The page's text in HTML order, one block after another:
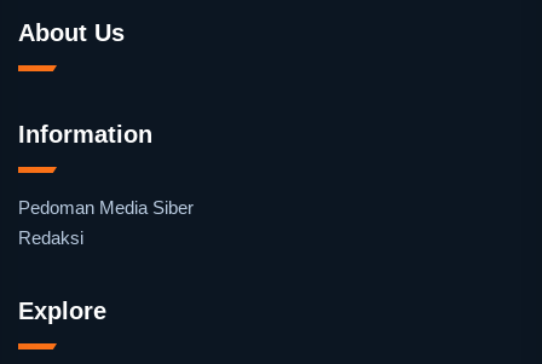
About Us
Information
Pedoman Media Siber
Redaksi
Explore